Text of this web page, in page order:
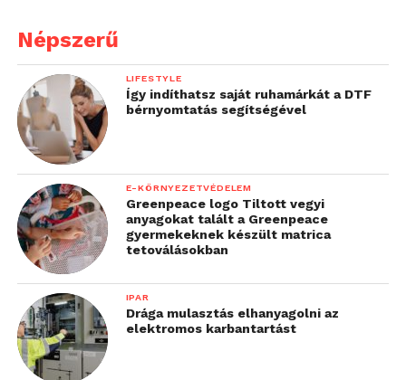
Népszerű
LIFESTYLE
Így indíthatsz saját ruhamárkát a DTF
bérnyomtatás segítségével
E-KÖRNYEZETVÉDELEM
Greenpeace logo Tiltott vegyi
anyagokat talált a Greenpeace
gyermekeknek készült matrica
tetoválásokban
IPAR
Drága mulasztás elhanyagolni az
elektromos karbantartást